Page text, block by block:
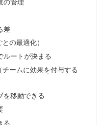
の管理
差
の最適化）
ルートが決まる
ームに効果を付与する
を移動できる
る